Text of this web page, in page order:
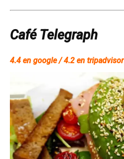
Café Telegraph
4.4 en google / 4.2 en tripadvisor